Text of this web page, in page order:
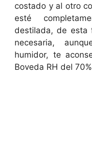
costado y al otro
esté
destilada, de esta
necesaria,
humidor, te
Boveda RH del